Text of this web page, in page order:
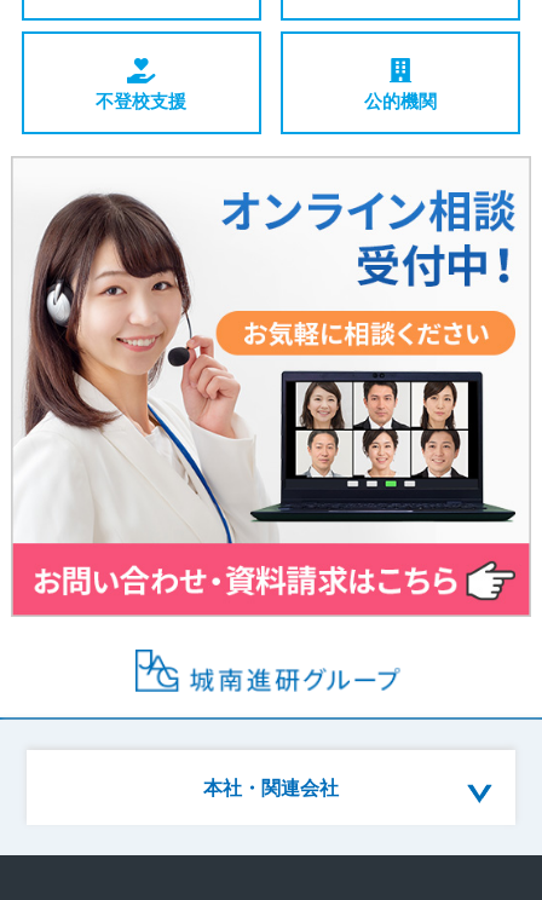
不登校支援 公的機関
本社・関連会社